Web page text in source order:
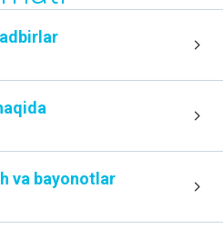
va bayonotlar